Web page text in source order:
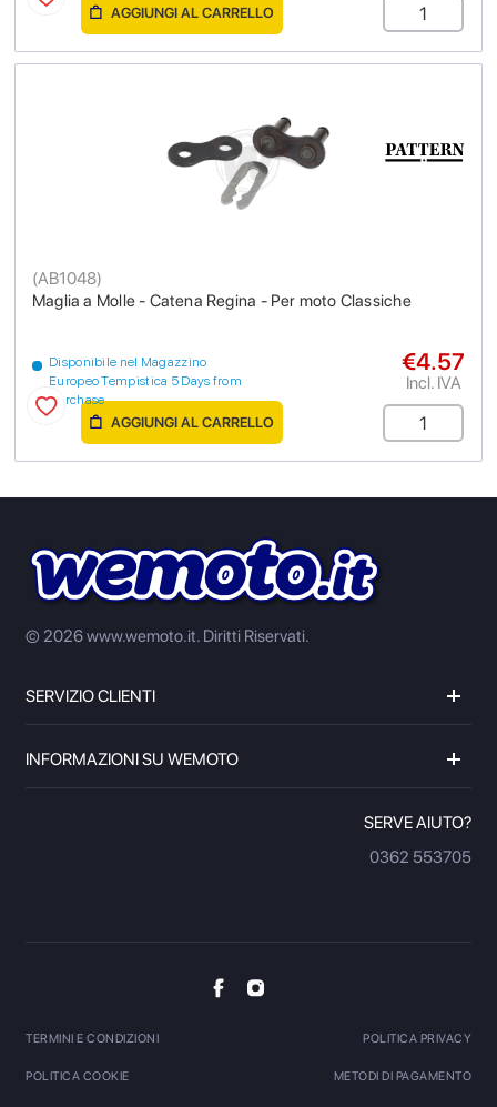
AGGIUNGI AL CARRELLO
Maglia a Molle - Catena Regina - Per moto Classiche
(AB1048)
Disponibile nel Magazzino
Europeo Tempistica 5 Days from
purchase
€4.57
Incl. IVA
AGGIUNGI AL CARRELLO
© 2026 www.wemoto.it. Diritti Riservati.
SERVIZIO CLIENTI
INFORMAZIONI SU WEMOTO
SERVE AIUTO?
0362 553705
TERMINI E CONDIZIONI POLITICA PRIVACY
POLITICA COOKIE METODI DI PAGAMENTO